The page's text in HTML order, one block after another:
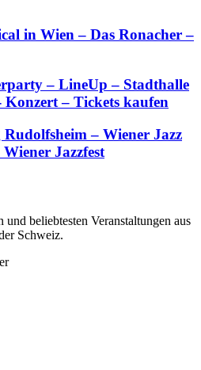
in Wien – Das Ronacher –
– LineUp – Stadthalle
Konzert – Tickets kaufen
Rudolfsheim – Wiener Jazz
Jazzfest
beliebtesten Veranstaltungen aus
Schweiz.